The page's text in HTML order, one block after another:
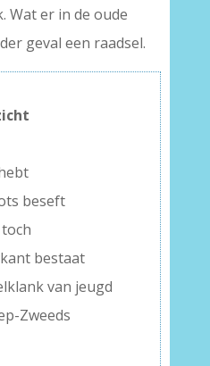
Wat er in de oude
geval een raadsel.
beseft
bestaat
van jeugd
Zweeds